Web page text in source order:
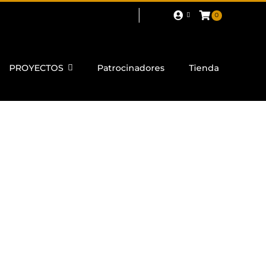
0
PROYECTOS Patrocinadores Tienda